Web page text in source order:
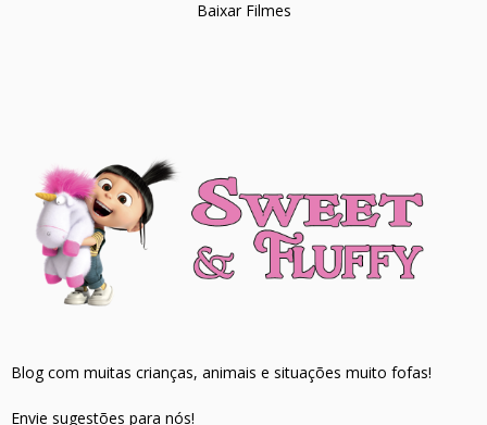
Baixar Filmes
Blog com muitas crianças, animais e situações muito fofas!
Envie sugestões para nós!